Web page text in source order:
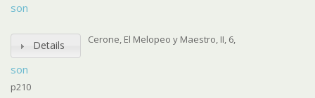
son
Details
son
Cerone, El Melopeo y Maestro, II, 6,
p210